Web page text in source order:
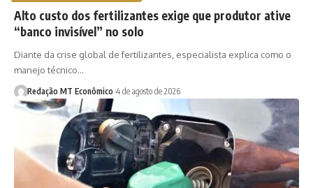
Alto custo dos fertilizantes exige que produtor ative
“banco invisível” no solo
Diante da crise global de fertilizantes, especialista explica como o
manejo técnico…
Redação MT Econômico 4 de agosto de 2026